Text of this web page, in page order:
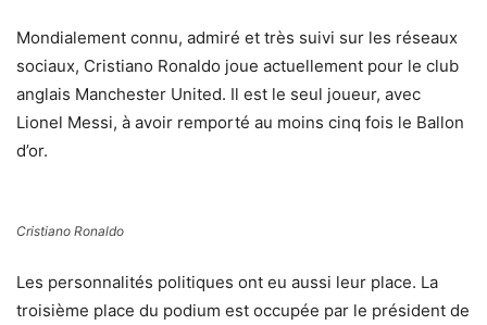
Mondialement connu, admiré et très suivi sur les réseaux
sociaux, Cristiano Ronaldo joue actuellement pour le club
anglais Manchester United. Il est le seul joueur, avec
Lionel Messi, à avoir remporté au moins cinq fois le Ballon
d’or.
Cristiano Ronaldo
Les personnalités politiques ont eu aussi leur place. La
troisième place du podium est occupée par le président de